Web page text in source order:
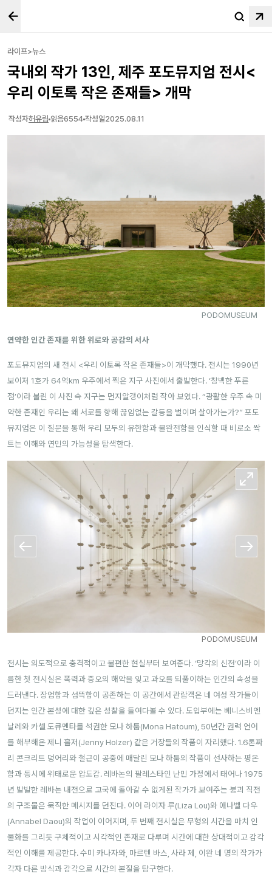
라이프>뉴스
국내외 작가 13인, 제주 포도뮤지엄 전시<
우리 이토록 작은 존재들> 개막
작성자허유림 읽음6554 작성일2025.08.11
PODOMUSEUM
연약한 인간 존재를 위한 위로와 공감의 서사
포도뮤지엄의 새 전시 <우리 이토록 작은 존재들>이 개막했다. 전시는 1990년
보이저 1호가 64억km 우주에서 찍은 지구 사진에서 출발한다. ‘창백한 푸른
점’이라 불린 이 사진 속 지구는 먼지알갱이처럼 작아 보였다. “광활한 우주 속 미
약한 존재인 우리는 왜 서로를 향해 끊임없는 갈등을 벌이며 살아가는가?” 포도
뮤지엄은 이 질문을 통해 우리 모두의 유한함과 불완전함을 인식할 때 비로소 싹
트는 이해와 연민의 가능성을 탐색한다.
PODOMUSEUM
전시는 의도적으로 충격적이고 불편한 현실부터 보여준다. ‘망각의 신전’이라 이
름한 첫 전시실은 폭력과 증오의 해악을 잊고 과오를 되풀이하는 인간의 속성을
드러낸다. 장엄함과 섬뜩함이 공존하는 이 공간에서 관람객은 네 여성 작가들이
던지는 인간 본성에 대한 깊은 성찰을 들여다볼 수 있다. 도입부에는 베니스비엔
날레와 카셀 도큐멘타를 석권한 모나 하툼(Mona Hatoum), 50년간 권력 언어
를 해부해온 제니 홀저(Jenny Holzer) 같은 거장들의 작품이 자리했다. 1.6톤짜
리 콘크리트 덩어리와 철근이 공중에 매달린 모나 하툼의 작품이 선사하는 평온
함과 동시에 위태로운 압도감. 레바논의 팔레스타인 난민 가정에서 태어나 1975
년 발발한 레바논 내전으로 고국에 돌아갈 수 없게된 작가가 보여주는 붕괴 직전
의 구조물은 묵직한 메시지를 던진다. 이어 라이자 루(Liza Lou)와 애나벨 다우
(Annabel Daou)의 작업이 이어지며, 두 번째 전시실은 무형의 시간을 마치 인
물화를 그리듯 구체적이고 시각적인 존재로 다루며 시간에 대한 상대적이고 감각
적인 이해를 제공한다. 수미 카나자와, 마르텐 바스, 사라 제, 이완 네 명의 작가가
각자 다른 방식과 감각으로 시간의 본질을 탐구한다.